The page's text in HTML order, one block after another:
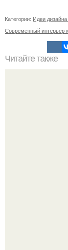
Категории: Идеи
Современный интерьер
Читайте также